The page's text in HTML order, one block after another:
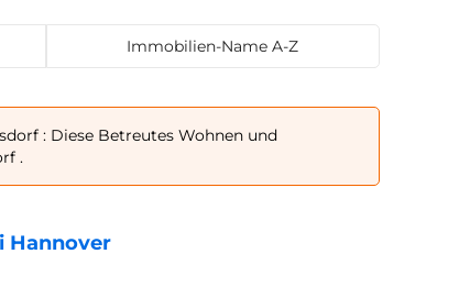
Immobilien-Name A-Z
: Diese Betreutes Wohnen und
.
Hannover